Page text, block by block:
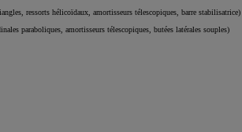
ressorts hélicoïdaux, amortisseurs télescopiques, barre stabilisatrice)
paraboliques, amortisseurs télescopiques, butées latérales souples)